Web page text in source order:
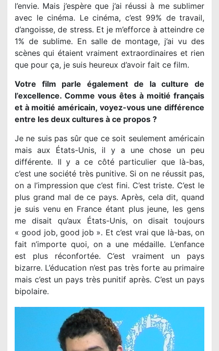
l’envie. Mais j’espère que j’ai réussi à me sublimer
avec le cinéma. Le cinéma, c’est 99% de travail,
d’angoisse, de stress. Et je m’efforce à atteindre ce
1% de sublime. En salle de montage, j’ai vu des
scènes qui étaient vraiment extraordinaires et rien
que pour ça, je suis heureux d’avoir fait ce film.
Votre film parle également de la culture de
l’excellence. Comme vous êtes à moitié français
et à moitié américain, voyez-vous une différence
entre les deux cultures à ce propos ?
Je ne suis pas sûr que ce soit seulement américain
mais aux États-Unis, il y a une chose un peu
différente. Il y a ce côté particulier que là-bas,
c’est une société très punitive. Si on ne réussit pas,
on a l’impression que c’est fini. C’est triste. C’est le
plus grand mal de ce pays. Après, cela dit, quand
je suis venu en France étant plus jeune, les gens
me disait qu’aux États-Unis, on disait toujours
« good job, good job ». Et c’est vrai que là-bas, on
fait n’importe quoi, on a une médaille. L’enfance
est plus réconfortée. C’est vraiment un pays
bizarre. L’éducation n’est pas très forte au primaire
mais c’est un pays très punitif après. C’est un pays
bipolaire.